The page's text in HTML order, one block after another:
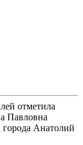
отметила
Павловна
города Анатолий